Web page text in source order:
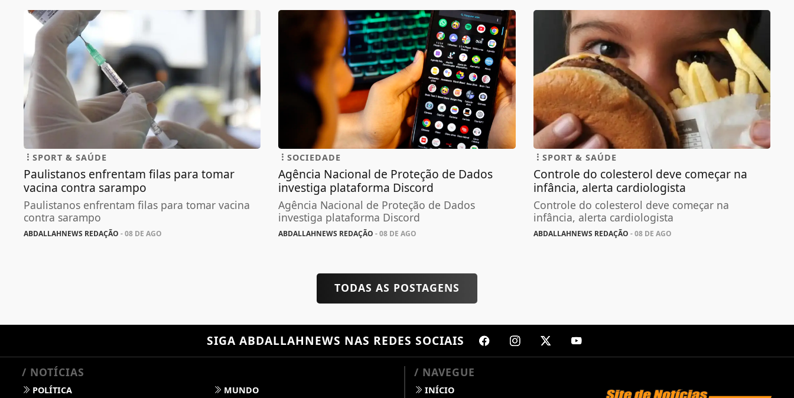
SPORT & SAÚDE
Paulistanos enfrentam filas para tomar
vacina contra sarampo
Paulistanos enfrentam filas para tomar vacina
contra sarampo
ABDALLAHNEWS REDAÇÃO - 08 DE AGO
SOCIEDADE
Agência Nacional de Proteção de Dados
investiga plataforma Discord
Agência Nacional de Proteção de Dados
investiga plataforma Discord
ABDALLAHNEWS REDAÇÃO - 08 DE AGO
SPORT & SAÚDE
Controle do colesterol deve começar na
infância, alerta cardiologista
Controle do colesterol deve começar na
infância, alerta cardiologista
ABDALLAHNEWS REDAÇÃO - 08 DE AGO
TODAS AS POSTAGENS
SIGA ABDALLAHNEWS NAS REDES SOCIAIS
/ NOTÍCIAS
POLÍTICA MUNDO
/ NAVEGUE
INÍCIO